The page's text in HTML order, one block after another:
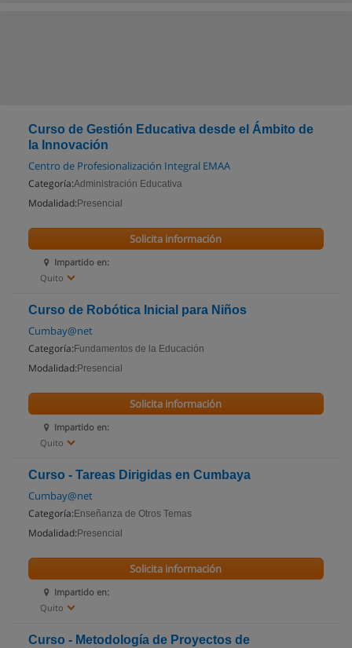
Curso de Gestión Educativa desde el Ámbito de
la Innovación
Centro de Profesionalización Integral EMAA
Categoría:Administración Educativa
Modalidad: Presencial
Impartido en:
Quito
Solicita información
Curso de Robótica Inicial para Niños
Cumbay@net
Categoría: Fundamentos de la Educación
Modalidad: Presencial
Impartido en:
Quito
Solicita información
Curso - Tareas Dirigidas en Cumbaya
Cumbay@net
Categoría: Enseñanza de Otros Temas
Modalidad: Presencial
Impartido en:
Quito
Solicita información
Curso - Metodología de Proyectos de